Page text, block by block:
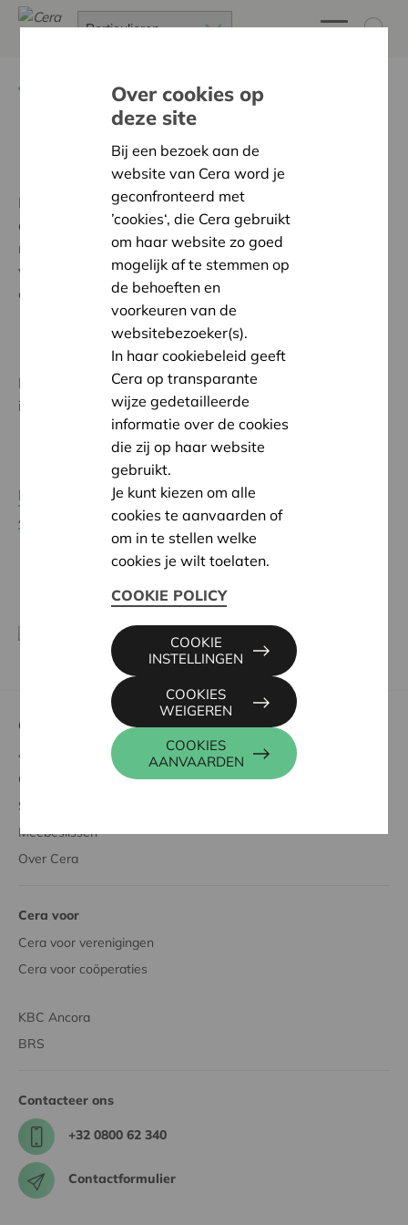
Ons inspraakverhaal
Nationale Adviesraad
Elk van de 45 RAR’s vaardigt vier leden (de voorzitter,
de ondervoorzitter en twee afgevaardigde leden) af
naar de Nationale Adviesraad (NAR). Deze 180 leden
vormen samen met de leden van de Raad van Bestuur
en de directie de voltallige NAR (196 leden).
De NAR vergadert twee keer per jaar en
is belangrijk voor ontmoeting en strategisch overleg.
Raadpleeg de ledenlijst van de Nationale
Adviesraad
Over Cera
Aandelen kopen
Genieten van voordelen
Steun aan de samenleving
Meebeslissen
Over Cera
Cera voor
Cera voor verenigingen
Cera voor coöperaties
KBC Ancora
BRS
Contacteer ons
+32 0800 62 340
Contactformulier
Over cookies op
deze site
Bij een bezoek aan de
website van Cera word je
geconfronteerd met
’cookies‘, die Cera gebruikt
om haar website zo goed
mogelijk af te stemmen op
de behoeften en
voorkeuren van de
websitebezoeker(s).
In haar cookiebeleid geeft
Cera op transparante
wijze gedetailleerde
informatie over de cookies
die zij op haar website
gebruikt.
Je kunt kiezen om alle
cookies te aanvaarden of
om in te stellen welke
cookies je wilt toelaten.
COOKIE POLICY
COOKIES
AANVAARDEN
COOKIES
WEIGEREN
COOKIE
INSTELLINGEN